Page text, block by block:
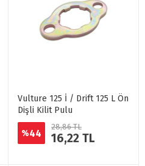
Vulture 125 İ / Drift 125 L Ön
Dişli Kilit Pulu
%44
28,86 TL
16,22 TL